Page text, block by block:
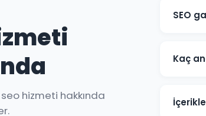
hizmeti hakkında
SEO
Kaç